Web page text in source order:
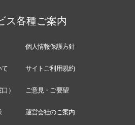
ス各種ご案内
個人情報保護方針
て サイトご利用規約
） ご意見・ご要望
運営会社のご案内